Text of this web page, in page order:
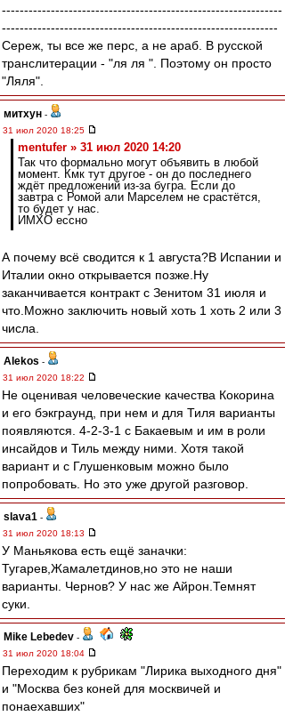
---------------------------------------------------------------
--------------------------------------------------------------
Сереж, ты все же перс, а не араб. В русской
транслитерации - "ля ля ". Поэтому он просто
"Ляля".
митхун -
31 июл 2020 18:25
mentufer » 31 июл 2020 14:20
Так что формально могут объявить в любой
момент. Кмк тут другое - он до последнего
ждёт предложений из-за бугра. Если до
завтра с Ромой али Марселем не срастётся,
то будет у нас.
ИМХО ессно
А почему всё сводится к 1 августа?В Испании и
Италии окно открывается позже.Ну
заканчивается контракт с Зенитом 31 июля и
что.Можно заключить новый хоть 1 хоть 2 или 3
числа.
Alekos -
31 июл 2020 18:22
Не оценивая человеческие качества Кокорина
и его бэкграунд, при нем и для Тиля варианты
появляются. 4-2-3-1 с Бакаевым и им в роли
инсайдов и Тиль между ними. Хотя такой
вариант и с Глушенковым можно было
попробовать. Но это уже другой разговор.
slava1 -
31 июл 2020 18:13
У Маньякова есть ещё заначки:
Тугарев,Жамалетдинов,но это не наши
варианты. Чернов? У нас же Айрон.Темнят
суки.
Mike Lebedev -
31 июл 2020 18:04
Переходим к рубрикам "Лирика выходного дня"
и "Москва без коней для москвичей и
понаехавших"